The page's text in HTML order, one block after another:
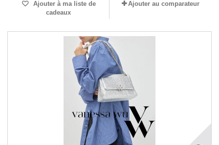
Ajouter à ma liste de
cadeaux
Ajouter au comparateur